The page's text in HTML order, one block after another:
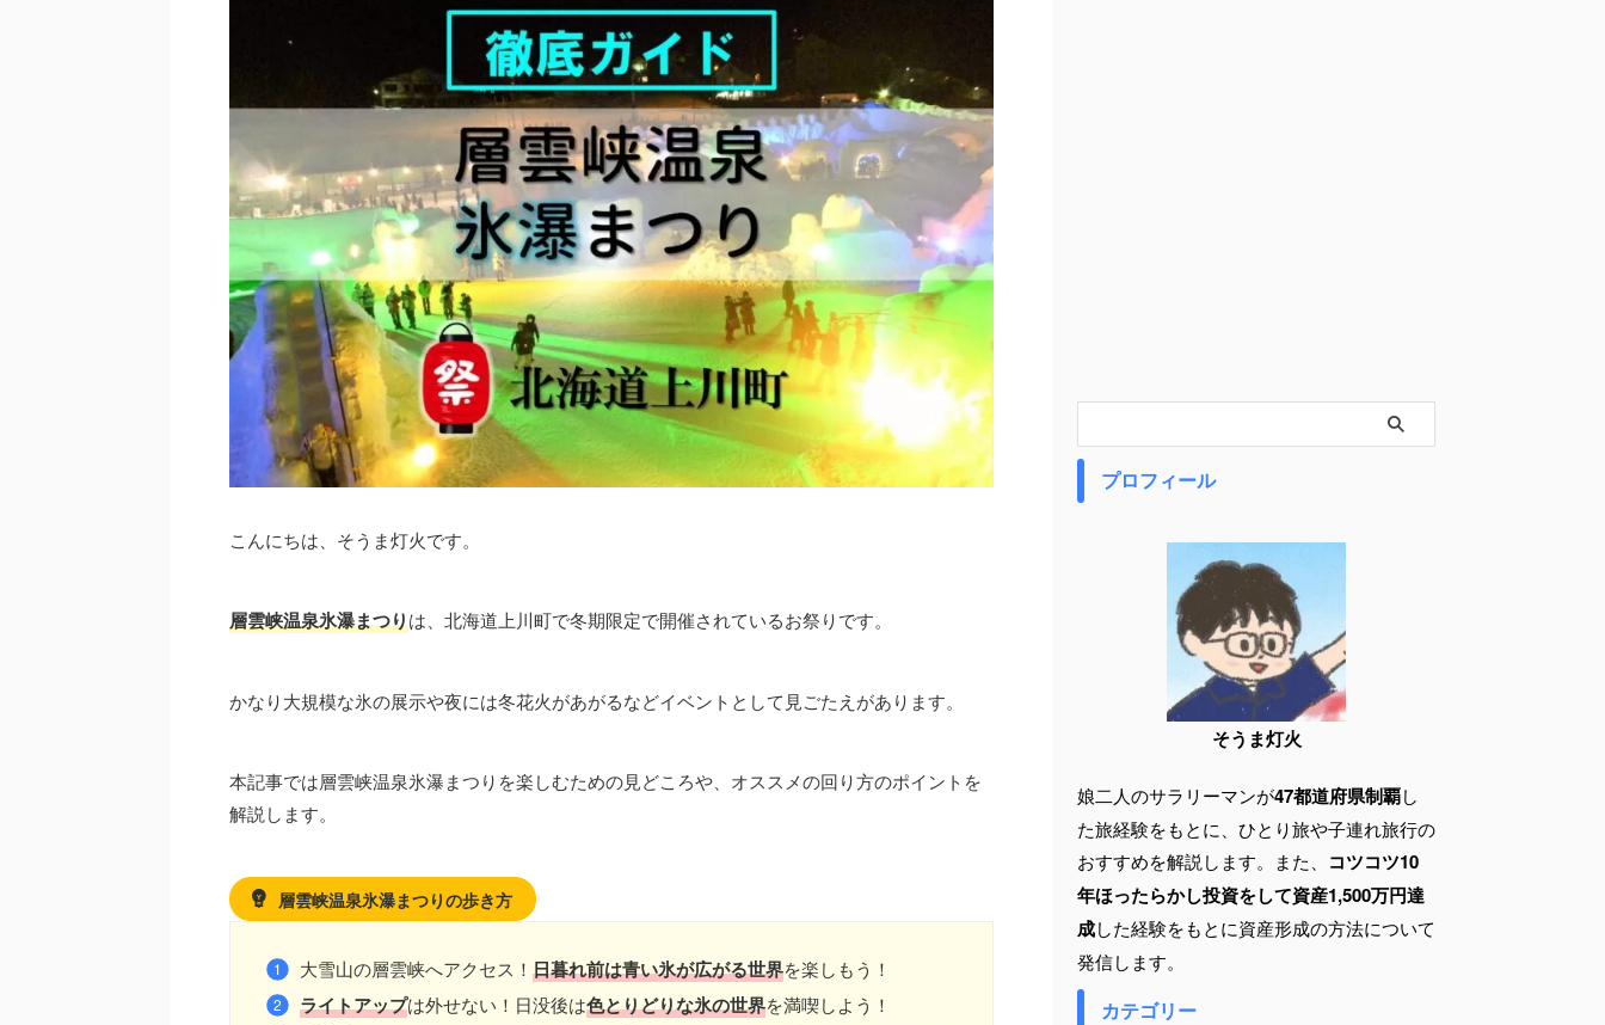
こんにちは、そうま灯火です。
層雲峡温泉氷瀑まつりは、北海道上川町で冬期限定で開催されているお祭りです。
かなり大規模な氷の展示や夜には冬花火があがるなどイベントとして見ごたえがあります。
本記事では層雲峡温泉氷瀑まつりを楽しむための見どころや、オススメの回り方のポイントを
解説します。
層雲峡温泉氷瀑まつりの歩き方
大雪山の層雲峡へアクセス！ 日暮れ前は青い氷が広がる世界を楽しもう！
ライトアップは外せない！日没後は色とりどりな氷の世界を満喫しよう！
プロフィール
そうま灯火
娘二人のサラリーマンが47都道府県制覇し
た旅経験をもとに、ひとり旅や子連れ旅行の
おすすめを解説します。また、 コツコツ10
年ほったらかし投資をして資産1,500万円達
成した経験をもとに資産形成の方法について
発信します。
カテゴリー